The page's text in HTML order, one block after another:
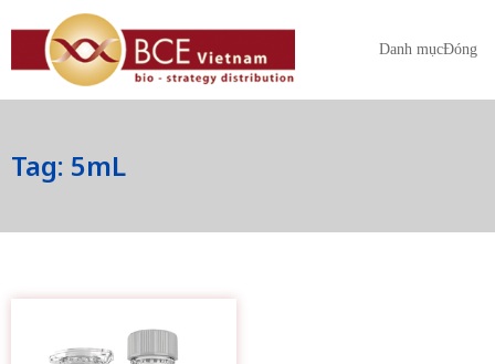
Danh mụcĐóng
Tag: 5mL